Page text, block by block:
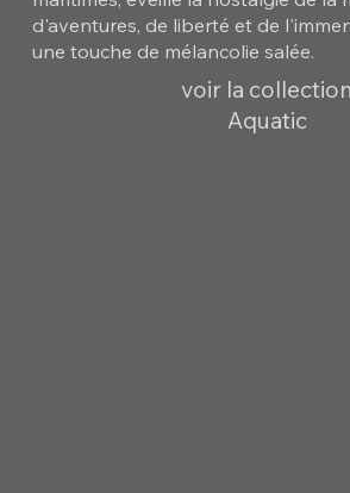
d'aventures, de liberté et de
une touche de mélancolie salée.
voir la collection
Aquatic